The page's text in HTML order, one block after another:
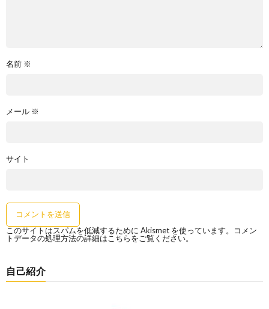
名前 ※
メール ※
サイト
このサイトはスパムを低減するために Akismet を使っています。
コメン
トデータの処理方法の詳細はこちらをご覧ください。
自己紹介